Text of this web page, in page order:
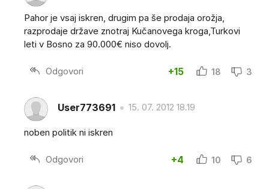
Pahor je vsaj iskren, drugim pa še prodaja orožja,
razprodaje države znotraj Kučanovega kroga,Turkovi
leti v Bosno za 90.000€ niso dovolj.
Odgovori +15 18 3
User773691 15. 07. 2012 18.19
noben politik ni iskren
Odgovori +4 10 6